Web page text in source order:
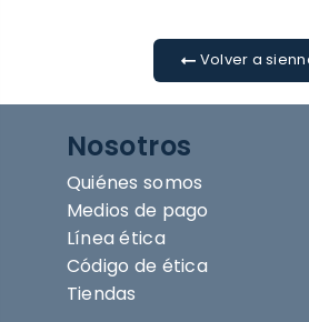
Volver a
Nosotros
Quiénes somos
Medios de pago
Línea ética
Código de ética
Tiendas